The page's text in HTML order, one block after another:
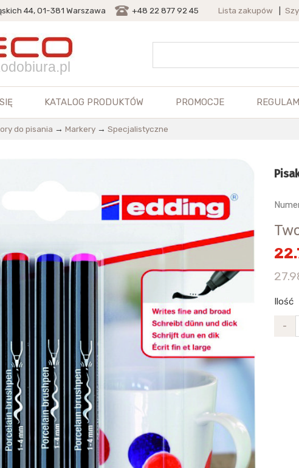
44, 01-381 Warszawa +48 22 877 92 45 Lista zakupów
KATALOG PRODUKTÓW PROMOCJE
do pisania → Markery → Specjalistyczne
Ilość
-